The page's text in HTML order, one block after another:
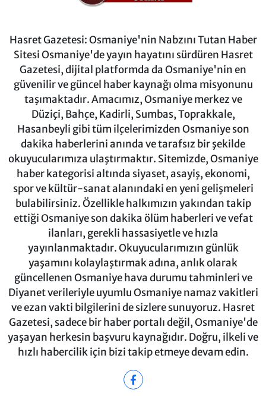
Hasret Gazetesi: Osmaniye'nin Nabzını Tutan Haber
Sitesi Osmaniye'de yayın hayatını sürdüren Hasret
Gazetesi, dijital platformda da Osmaniye'nin en
güvenilir ve güncel haber kaynağı olma misyonunu
taşımaktadır. Amacımız, Osmaniye merkez ve
Düziçi, Bahçe, Kadirli, Sumbas, Toprakkale,
Hasanbeyli gibi tüm ilçelerimizden Osmaniye son
dakika haberlerini anında ve tarafsız bir şekilde
okuyucularımıza ulaştırmaktır. Sitemizde, Osmaniye
haber kategorisi altında siyaset, asayiş, ekonomi,
spor ve kültür-sanat alanındaki en yeni gelişmeleri
bulabilirsiniz. Özellikle halkımızın yakından takip
ettiği Osmaniye son dakika ölüm haberleri ve vefat
ilanları, gerekli hassasiyetle ve hızla
yayınlanmaktadır. Okuyucularımızın günlük
yaşamını kolaylaştırmak adına, anlık olarak
güncellenen Osmaniye hava durumu tahminleri ve
Diyanet verileriyle uyumlu Osmaniye namaz vakitleri
ve ezan vakti bilgilerini de sizlere sunuyoruz. Hasret
Gazetesi, sadece bir haber portalı değil, Osmaniye'de
yaşayan herkesin başvuru kaynağıdır. Doğru, ilkeli ve
hızlı habercilik için bizi takip etmeye devam edin.